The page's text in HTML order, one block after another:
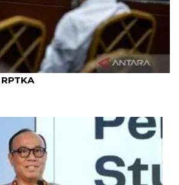
hadapi sidang tuntutan kasus